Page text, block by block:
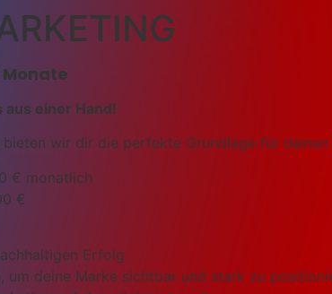
aus einer Hand!
wir dir die perfekte Grundlage für
€ monatlich
€
Erfolg
um deine Marke sichtbar und stark zu